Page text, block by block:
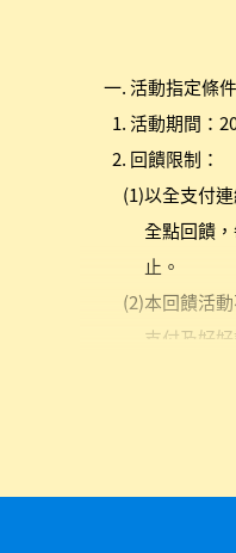
活動指定條
活動期間：
回饋限制：
以全支付
全點回饋
止。
本回饋活
支付及好
本活動所
額與資訊，